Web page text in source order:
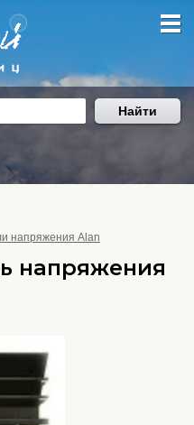
Найти
напряжения Alan
напряжения